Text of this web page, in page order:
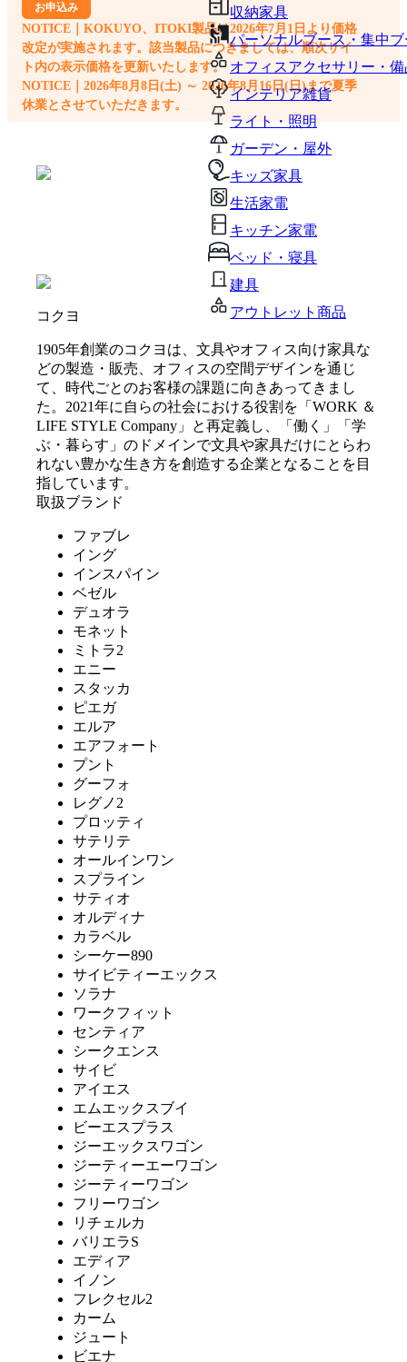
収納家具
パーソナルブース・集中
オフィスアクセサリー・備
インテリア雑貨
ライト・照明
ガーデン・屋外
キッズ家具
生活家電
キッチン家電
ベッド・寝具
建具
アウトレット商品
お申込み
NOTICE｜KOKUYO、ITOKI製品は2026年7月1日より価格
改定が実施されます。該当製品につきましては、順次サイ
ト内の表示価格を更新いたします。
NOTICE｜2026年8月8日(土) ～ 2026年8月16日(日)まで夏季
休業とさせていただきます。
コクヨ
1905年創業のコクヨは、文具やオフィス向け家具な
どの製造・販売、オフィスの空間デザインを通じ
て、時代ごとのお客様の課題に向きあってきまし
た。2021年に自らの社会における役割を「WORK ＆
LIFE STYLE Company」と再定義し、「働く」「学
ぶ・暮らす」のドメインで文具や家具だけにとらわ
れない豊かな生き方を創造する企業となることを目
指しています。
取扱ブランド
ファブレ
イング
インスパイン
ベゼル
デュオラ
モネット
ミトラ2
エニー
スタッカ
ピエガ
エルア
エアフォート
プント
グーフォ
レグノ2
プロッティ
サテリテ
オールインワン
スプライン
サティオ
オルディナ
カラベル
シーケー890
サイビティーエックス
ソラナ
ワークフィット
センティア
シークエンス
サイビ
アイエス
エムエックスブイ
ビーエスプラス
ジーエックスワゴン
ジーティーエーワゴン
ジーティーワゴン
フリーワゴン
リチェルカ
バリエラS
エディア
イノン
フレクセル2
カーム
ジュート
ビエナ